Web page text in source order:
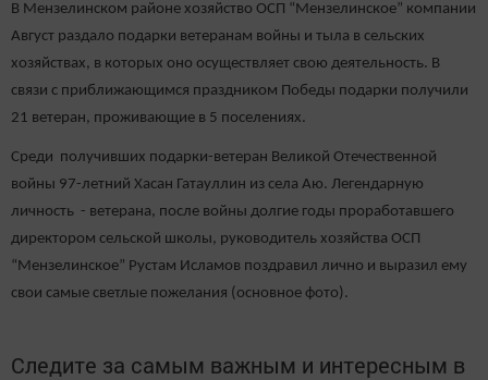
В Мензелинском районе хозяйство ОСП “Мензелинское” компании
Август раздало подарки ветеранам войны и тыла в сельских
хозяйствах, в которых оно осуществляет свою деятельность. В
связи с приближающимся праздником Победы подарки получили
21 ветеран, проживающие в 5 поселениях.
Среди получивших подарки-ветеран Великой Отечественной
войны 97-летний Хасан Гатауллин из села Аю. Легендарную
личность - ветерана, после войны долгие годы проработавшего
директором сельской школы, руководитель хозяйства ОСП
“Мензелинское” Рустам Исламов поздравил лично и выразил ему
свои самые светлые пожелания (основное фото).
Следите за самым важным и интересным в